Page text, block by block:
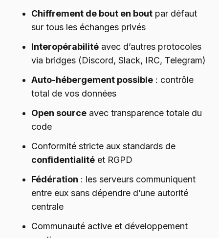
Chiffrement de bout en bout par défaut
sur tous les échanges privés
Interopérabilité avec d’autres protocoles
via bridges (Discord, Slack, IRC, Telegram)
Auto-hébergement possible : contrôle
total de vos données
Open source avec transparence totale du
code
Conformité stricte aux standards de
confidentialité et RGPD
Fédération : les serveurs communiquent
entre eux sans dépendre d’une autorité
centrale
Communauté active et développement